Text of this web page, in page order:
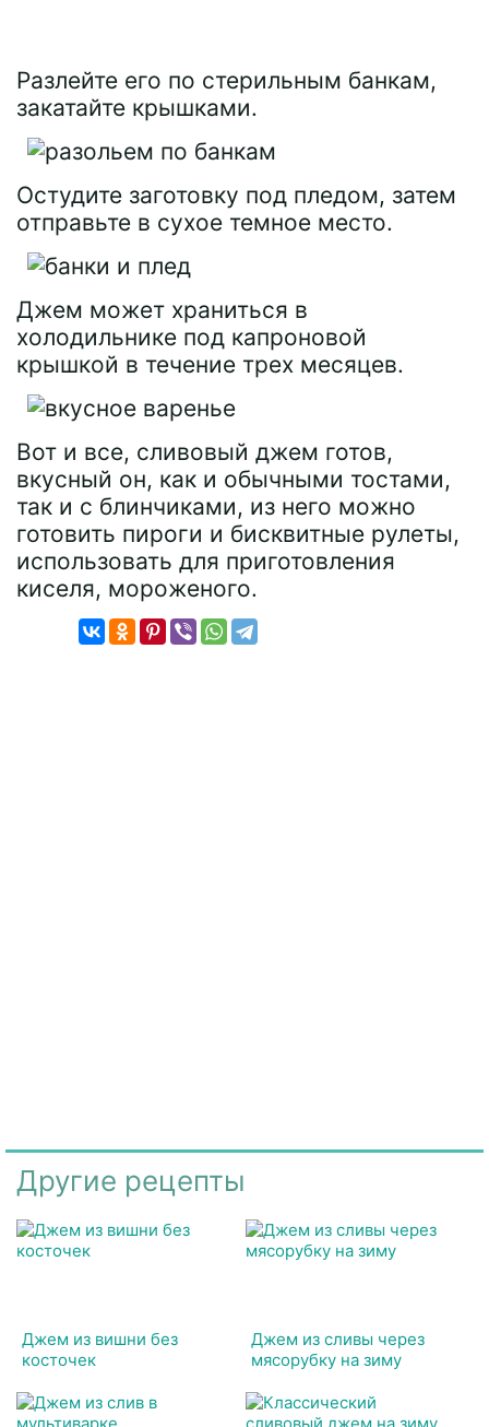
Разлейте его по стерильным банкам,
закатайте крышками.
Остудите заготовку под пледом, затем
отправьте в сухое темное место.
Джем может храниться в
холодильнике под капроновой
крышкой в течение трех месяцев.
Вот и все, сливовый джем готов,
вкусный он, как и обычными тостами,
так и с блинчиками, из него можно
готовить пироги и бисквитные рулеты,
использовать для приготовления
киселя, мороженого.
Другие рецепты
Джем из вишни без
косточек
Джем из сливы через
мясорубку на зиму